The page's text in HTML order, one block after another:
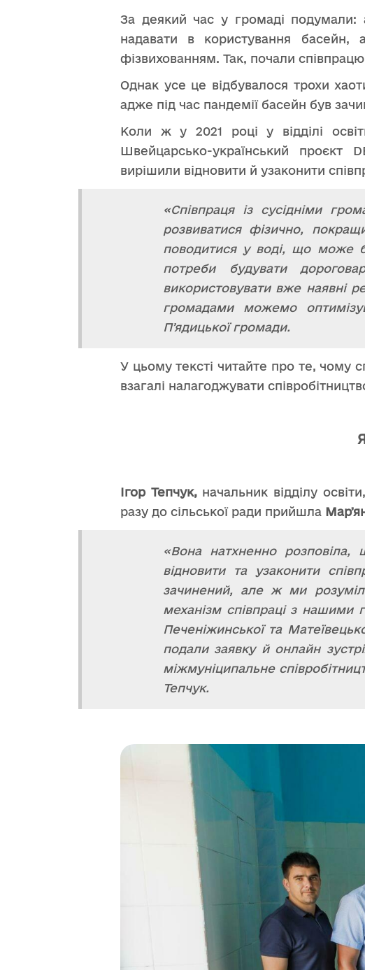
За деякий час у громаді подумали:
надавати в користування
фізвихованням. Так, почали
Однак усе це відбувалося трохи
адже під час пандемії басейн був
Коли ж у 2021 році у відділі
Швейцарсько-український проєкт
вирішили відновити й узаконити
«Співпраця із сусідніми
розвиватися фізично,
поводитися у воді, що може
потреби будувати
використовувати вже наявні
громадами можемо
Пʼядицької громади.
У цьому тексті читайте про те, чому
взагалі налагоджувати
Ігор Тепчук, начальник відділу
разу до сільської ради прийшла
«Вона натхненно розповіла,
відновити та узаконити
зачинений, але ж ми
механізм співпраці з нашими
Печеніжинської та
подали заявку й онлайн
міжмуніципальне
Тепчук.